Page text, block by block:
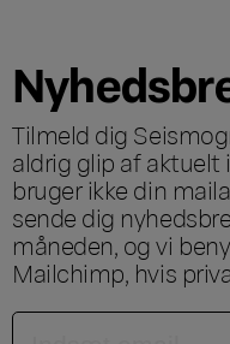
Tilmeld dig
aldrig glip af aktuelt
bruger ikke din
sende dig
måneden, og vi
Mailchimp, hvis